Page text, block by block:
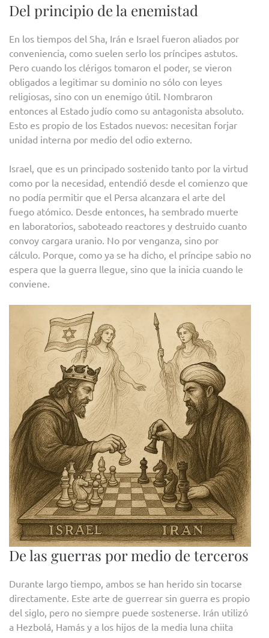
Del principio de la enemistad
En los tiempos del Sha, Irán e Israel fueron aliados por
conveniencia, como suelen serlo los príncipes astutos.
Pero cuando los clérigos tomaron el poder, se vieron
obligados a legitimar su dominio no sólo con leyes
religiosas, sino con un enemigo útil. Nombraron
entonces al Estado judío como su antagonista absoluto.
Esto es propio de los Estados nuevos: necesitan forjar
unidad interna por medio del odio externo.
Israel, que es un principado sostenido tanto por la virtud
como por la necesidad, entendió desde el comienzo que
no podía permitir que el Persa alcanzara el arte del
fuego atómico. Desde entonces, ha sembrado muerte
en laboratorios, saboteado reactores y destruido cuanto
convoy cargara uranio. No por venganza, sino por
cálculo. Porque, como ya se ha dicho, el príncipe sabio no
espera que la guerra llegue, sino que la inicia cuando le
conviene.
De las guerras por medio de terceros
Durante largo tiempo, ambos se han herido sin tocarse
directamente. Este arte de guerrear sin guerra es propio
del siglo, pero no siempre puede sostenerse. Irán utilizó
a Hezbolá, Hamás y a los hijos de la media luna chiita